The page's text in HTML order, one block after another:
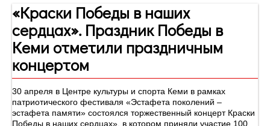
«Краски Победы в наших
сердцах». Праздник Победы в
Кеми отметили праздничным
концертом
30 апреля в Центре культуры и спорта Кеми в рамках
патриотического фестиваля «Эстафета поколений –
эстафета памяти» состоялся торжественный концерт Краски
Победы в наших сердцах», в котором приняли участие 100